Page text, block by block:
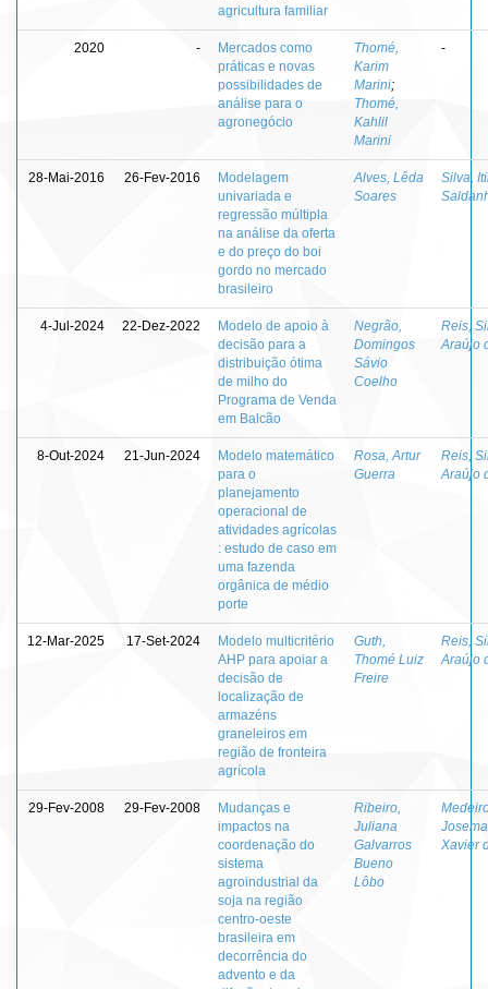
agricultura familiar
2020 -
Mercados como
práticas e novas
possibilidades de
análise para o
agronegócio
Thomé,
Karim
Marini;
Thomé,
Kahlil
Marini
-
28-Mai-2016 26-Fev-2016
Modelagem
univariada e
regressão múltipla
na análise da oferta
e do preço do boi
gordo no mercado
brasileiro
Alves, Lêda
Soares
Silva,
4-Jul-2024 22-Dez-2022
Modelo de apoio à
decisão para a
distribuição ótima
de milho do
Programa de Venda
em Balcão
Negrão,
Domingos
Sávio
Coelho
Reis,
Araújo
8-Out-2024 21-Jun-2024
Modelo matemático
para o
planejamento
operacional de
atividades agrícolas
: estudo de caso em
uma fazenda
orgânica de médio
porte
Rosa, Artur
Guerra
Reis,
Araújo
12-Mar-2025 17-Set-2024
Modelo multicritério
AHP para apoiar a
decisão de
localização de
armazéns
graneleiros em
região de fronteira
agrícola
Guth,
Thomé Luiz
Freire
Reis,
Araújo
29-Fev-2008 29-Fev-2008
Mudanças e
impactos na
coordenação do
sistema
agroindustrial da
soja na região
centro-oeste
brasileira em
decorrência do
advento e da
Ribeiro,
Juliana
Galvarros
Bueno
Lôbo
Xavier